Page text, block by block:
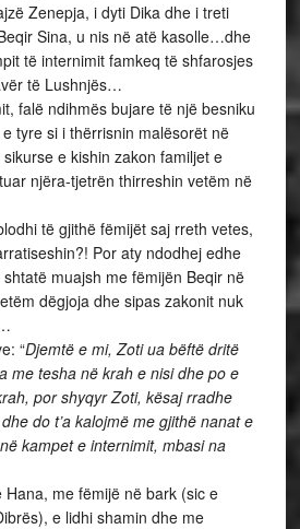
Zenepja, i dyti Dika dhe i treti
Sina, u nis në atë kasolle…dhe
të internimit famkeq të shfarosjes
të Lushnjës…
falë ndihmës bujare të një besniku
tyre si i thërrisnin malësorët në
e kishin zakon familjet e
njëra-tjetrën thirreshin vetëm në
të gjithë fëmijët saj rreth vetes,
Por aty ndodhej edhe
muajsh me fëmijën Beqir në
dëgjoja dhe sipas zakonit nuk
“Djemtë e mi, Zoti ua bëftë dritë
me tesha në krah e nisi dhe po e
por shyqyr Zoti, kësaj rradhe
do t’a kalojmë me gjithë nanat e
kampet e internimit, mbasi na
Hana, me fëmijë në bark (sic e
e lidhi shamin dhe me